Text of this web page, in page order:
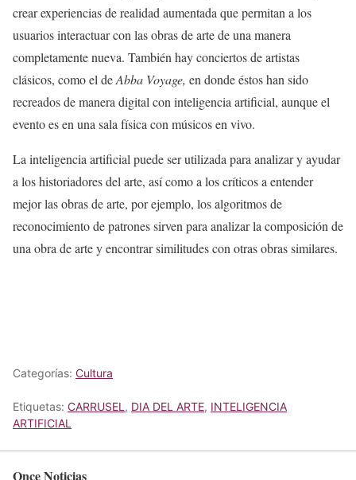
crear experiencias de realidad aumentada que permitan a los
usuarios interactuar con las obras de arte de una manera
completamente nueva. También hay conciertos de artistas
clásicos, como el deAbba Voyage, en donde éstos han sido
recreados de manera digital con inteligencia artificial, aunque el
evento es en una sala física con músicos en vivo.
La inteligencia artificial puede ser utilizada para analizar y ayudar
a los historiadores del arte, así como a los críticos a entender
mejor las obras de arte, por ejemplo, los algoritmos de
reconocimiento de patrones sirven para analizar la composición de
una obra de arte y encontrar similitudes con otras obras similares.
Categorías: Cultura
Etiquetas: CARRUSEL, DIA DEL ARTE, INTELIGENCIA
ARTIFICIAL
Once Noticias